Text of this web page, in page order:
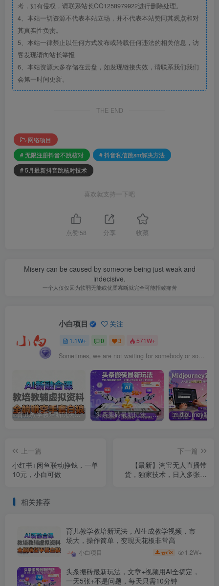
考，如有侵权，请联系站长QQ1258979922进行删除处理。
4、本站一切资源不代表本站立场，并不代表本站赞同其观点和对
其真实性负责。
5、本站一律禁止以任何方式发布或转载任何违法的相关信息，访
客发现请向站长举报
6、本站资源大多存储在云盘，如发现链接失效，请联系我们我们
会第一时间更新。
THE END
网络项目
# 无限注册抖音不跳核对
# 抖音私信跳sm解决方法
# 5月最新抖音跳核对技术
喜欢就支持一下吧
点赞 58 分享 收藏
Misery can be caused by someone being just weak and
indecisive.
一个人仅仅因为软弱无能或优柔寡断就完全可能招致痛苦
小白项目 关注
1.1W+ 0 3 571W+
Sometimes, we are not waiting for somebody or something. We are waiting to be changed as time goes by.
育儿教学教培新玩法，AI生成教学视频，市场大，操作简单，变现天花板非常高 头条搬砖最新玩法，文章+视频用AI全搞定，一天5张+不是问题，每天只需10分钟
上一篇
小红书+闲鱼联动挣钱，一单
10元，小白可做
下一篇
【最新】淘宝无人直播带
货，独家技术，日入多张，
相关推荐
育儿教学教培新玩法，AI生成教学视频，市
场大，操作简单，变现天花板非常高
小白项目 云币3 1.2W+
头条搬砖最新玩法，文章+视频用AI全搞定，
一天5张+不是问题，每天只需10分钟